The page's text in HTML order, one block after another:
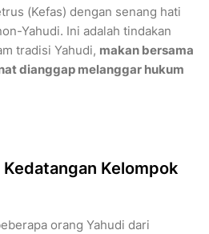
(Kefas) dengan senang hati
Yahudi. Ini adalah tindakan
tradisi Yahudi, makan bersama
dianggap melanggar hukum
Kelompok
orang Yahudi dari